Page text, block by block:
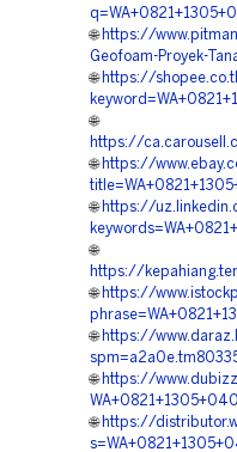
🌐 https://
Geofoam-Proyek-
🌐 https://
🌐
https://
🌐 https://
🌐 https://
🌐
https://
🌐 https://
🌐 https://
🌐 https://
🌐 https://